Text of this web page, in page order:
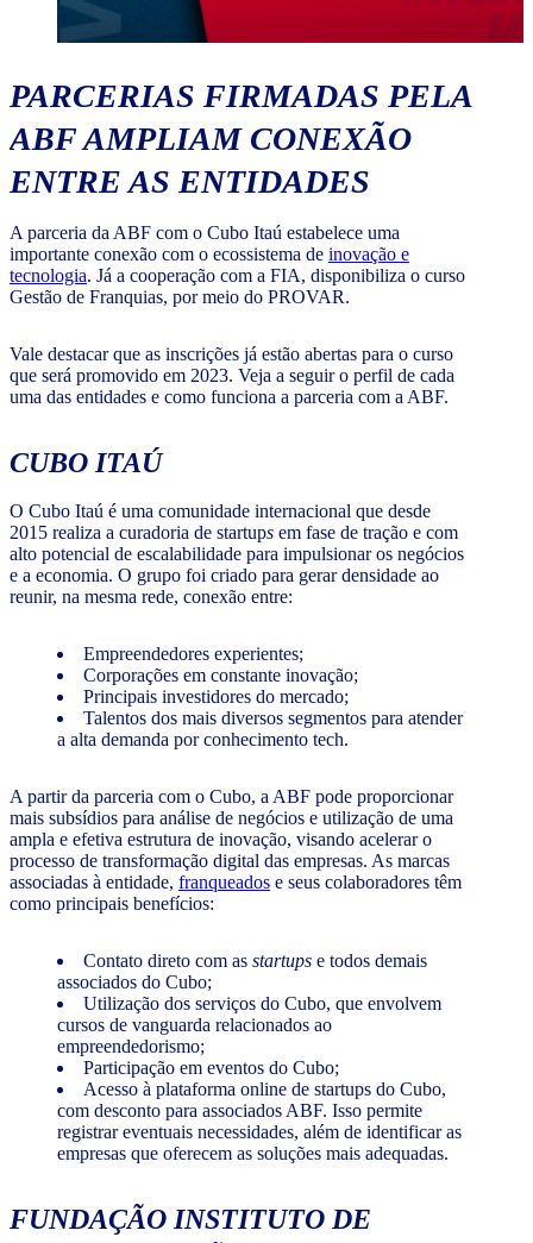
PARCERIAS FIRMADAS PELA
ABF AMPLIAM CONEXÃO
ENTRE AS ENTIDADES
A parceria da ABF com o Cubo Itaú estabelece uma
importante conexão com o ecossistema de inovação e
tecnologia. Já a cooperação com a FIA, disponibiliza o curso
Gestão de Franquias, por meio do PROVAR.
Vale destacar que as inscrições já estão abertas para o curso
que será promovido em 2023. Veja a seguir o perfil de cada
uma das entidades e como funciona a parceria com a ABF.
CUBO ITAÚ
O Cubo Itaú é uma comunidade internacional que desde
2015 realiza a curadoria de startups em fase de tração e com
alto potencial de escalabilidade para impulsionar os negócios
e a economia. O grupo foi criado para gerar densidade ao
reunir, na mesma rede, conexão entre:
Empreendedores experientes;
Corporações em constante inovação;
Principais investidores do mercado;
Talentos dos mais diversos segmentos para atender
a alta demanda por conhecimento tech.
A partir da parceria com o Cubo, a ABF pode proporcionar
mais subsídios para análise de negócios e utilização de uma
ampla e efetiva estrutura de inovação, visando acelerar o
processo de transformação digital das empresas. As marcas
associadas à entidade, franqueados e seus colaboradores têm
como principais benefícios:
Contato direto com as startups e todos demais
associados do Cubo;
Utilização dos serviços do Cubo, que envolvem
cursos de vanguarda relacionados ao
empreendedorismo;
Participação em eventos do Cubo;
Acesso à plataforma online de startups do Cubo,
com desconto para associados ABF. Isso permite
registrar eventuais necessidades, além de identificar as
empresas que oferecem as soluções mais adequadas.
FUNDAÇÃO INSTITUTO DE